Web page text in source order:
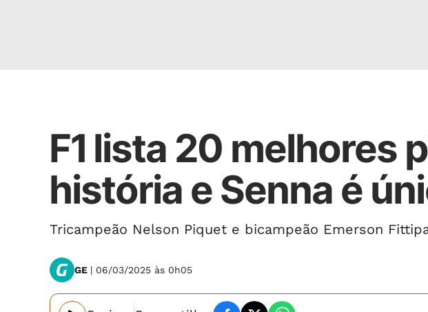
F1 lista 20 melhores
história e Senna é
Tricampeão Nelson Piquet e bicampeão Emerson
GE | 06/03/2025 às 0h05